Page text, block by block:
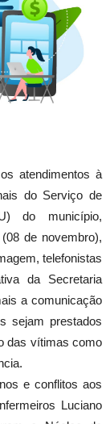
atendimentos à
do Serviço de
do município,
de novembro),
telefonistas
da Secretaria
a comunicação
sejam prestados
das vítimas como
e conflitos aos
Luciano